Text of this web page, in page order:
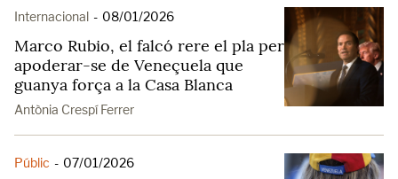
Internacional - 08/01/2026
Marco Rubio, el falcó rere el pla per
apoderar-se de Veneçuela que
guanya força a la Casa Blanca
Antònia Crespí Ferrer
Públic - 07/01/2026